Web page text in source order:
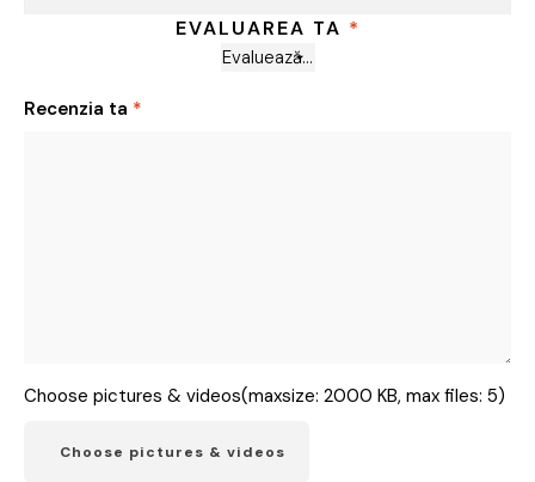
EVALUAREA TA *
Recenzia ta *
Choose pictures & videos(maxsize: 2000 KB, max files: 5)
Choose pictures & videos